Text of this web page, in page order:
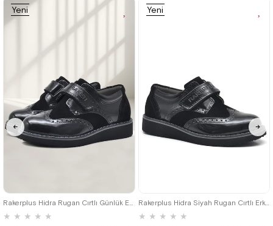
★ ★ ★ ★ ★
Yeni
Ürün
Rakerplus Hidra Siyah Rugan Cırtlı Erkek Çocuk Klasik Ayakkabı
★ ★ ★ ★ ★
Yeni